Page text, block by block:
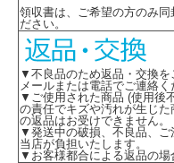
領収書は、ご希望の方のみ
ださい。
▼不良品のため返品・交換
メールまたは電話でご連絡く
▼ご使用された商品 (使用後
の責任でキズや汚れが生じ
の返品はお受けできません。
▼発送中の破損、不良品、ご
当店が負担いたします。
▼お客様都合による返品の場